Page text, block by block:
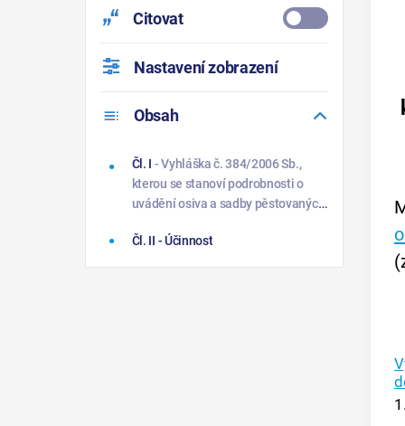
Citovat
Nastavení zobrazení
Obsah
Čl. I - Vyhláška č. 384/2006 Sb.,
kterou se stanoví podrobnosti o
uvádění osiva a sadby pěstovaných
Čl. II - Účinnost